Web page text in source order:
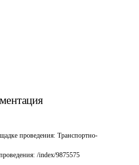
проведения: Транспортно-
/index/9875575